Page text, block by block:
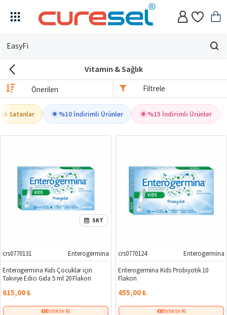
Evin
için
arıyorsun?
Vitamin & Sağlık
Filtrele
Satanlar %10 İndirimli Ürünler %15 İndirimli Ürünler
SKT
crs0770131
Enterogermina
Enterogermina Kids Çocuklar için
Takviye Edici Gıda 5 ml 20 Flakon
615,00 ₺
Birlikte Al
crs0770124
Enterogermina
Enterogermina Kids Probiyotik 10
Flakon
455,00 ₺
Birlikte Al